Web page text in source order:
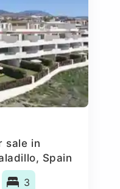
sale in
Spain
3